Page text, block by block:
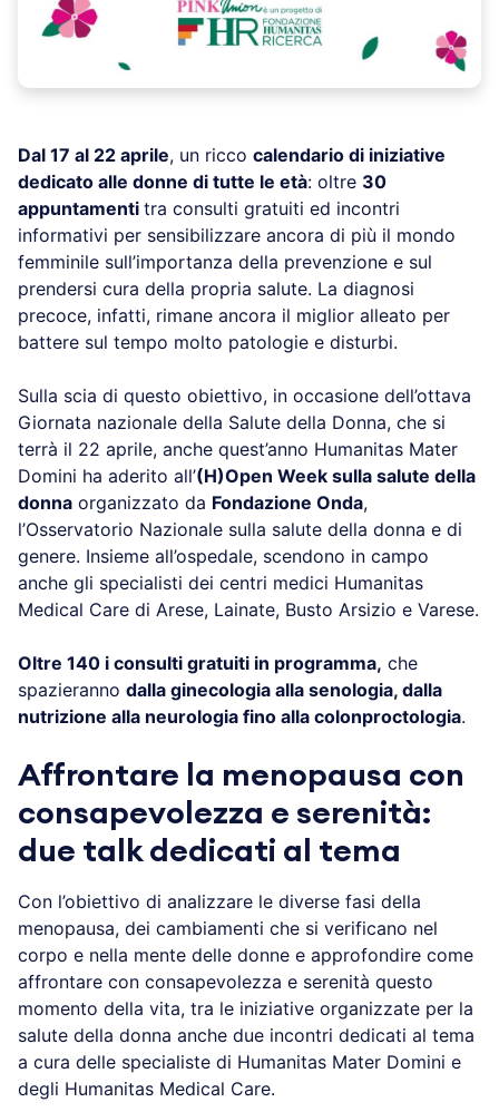
Dal 17 al 22 aprile, un ricco calendario di iniziative
dedicato alle donne di tutte le età: oltre 30
appuntamenti tra consulti gratuiti ed incontri
informativi per sensibilizzare ancora di più il mondo
femminile sull’importanza della prevenzione e sul
prendersi cura della propria salute. La diagnosi
precoce, infatti, rimane ancora il miglior alleato per
battere sul tempo molto patologie e disturbi.
Sulla scia di questo obiettivo, in occasione
dell’ottava Giornata nazionale della Salute della
Donna, che si terrà il 22 aprile, anche quest’anno
Humanitas Mater Domini ha aderito all’(H)Open
Week sulla salute della donnaorganizzato da
Fondazione Onda, l’Osservatorio Nazionale sulla
salute della donna e di genere. Insieme all’ospedale,
scendono in campo anche gli specialisti dei centri
medici Humanitas Medical Care di Arese, Lainate,
Oltre 140 i consulti gratuiti in programma,che
spazierannodalla ginecologia alla senologia, dalla
colonproctologia.
Affrontare la menopausa con
consapevolezza e serenità:
due talk dedicati al tema
Con l’obiettivo di analizzare le diverse fasi della
menopausa, dei cambiamenti che si verificano nel
corpo e nella mente delle donne e approfondire
come affrontare con consapevolezza e serenità
questo momento della vita, tra le iniziative
organizzate per la salute della donna anche due